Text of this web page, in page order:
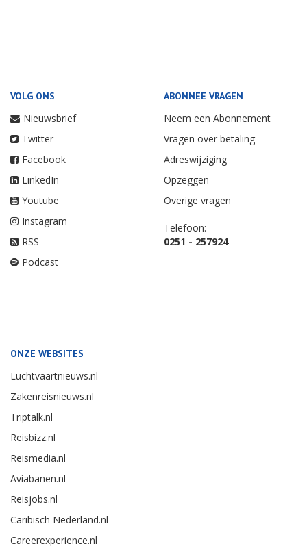
VOLG ONS
Nieuwsbrief
Twitter
Facebook
LinkedIn
Youtube
Instagram
RSS
Podcast
ABONNEE VRAGEN
Neem een Abonnement
Vragen over betaling
Adreswijziging
Opzeggen
Overige vragen
Telefoon:
0251 - 257924
ONZE WEBSITES
Luchtvaartnieuws.nl
Zakenreisnieuws.nl
Triptalk.nl
Reisbizz.nl
Reismedia.nl
Aviabanen.nl
Reisjobs.nl
Caribisch Nederland.nl
Careerexperience.nl